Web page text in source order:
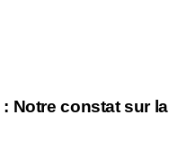
Notre constat sur la